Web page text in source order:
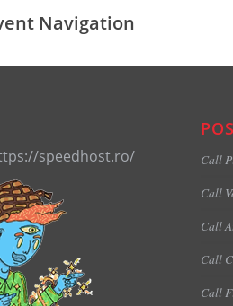
Navigation
speedhost.ro/
Call
Call
Call
Call
Call